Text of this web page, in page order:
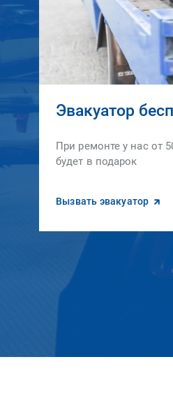
Эвакуатор
При ремонте у нас от
будет в подарок
Вызвать эвакуатор